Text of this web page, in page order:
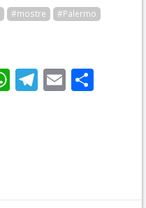
#mostre
#Palermo
WhatsApp
Telegram
Email